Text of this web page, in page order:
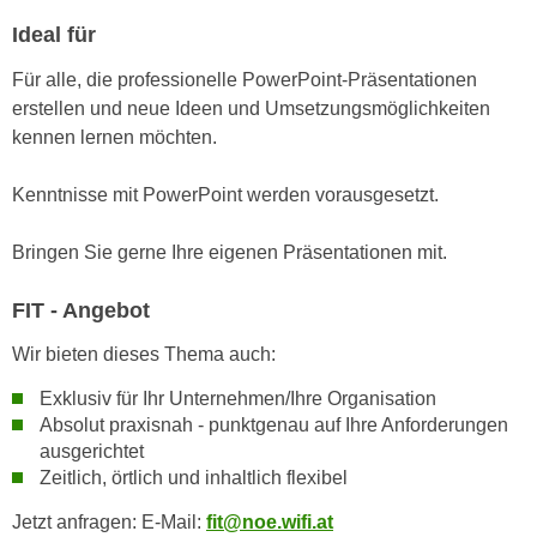
Ideal für
Für alle, die professionelle PowerPoint-Präsentationen
erstellen und neue Ideen und Umsetzungsmöglichkeiten
kennen lernen möchten.
Kenntnisse mit PowerPoint werden vorausgesetzt.
Bringen Sie gerne Ihre eigenen Präsentationen mit.
FIT - Angebot
Wir bieten dieses Thema auch:
Exklusiv für Ihr Unternehmen/Ihre Organisation
Absolut praxisnah - punktgenau auf Ihre Anforderungen
ausgerichtet
Zeitlich, örtlich und inhaltlich flexibel
Jetzt anfragen: E-Mail: fit@noe.wifi.at
d
n
w
i
z
e
o
r
e
n
i
e
E
U
-
U
A
n
e
w
o
r
e